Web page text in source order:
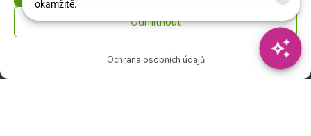
Odmítnout
Ochrana osobních údajů
🚫 Neděle: ZAVŘENO
Květinářství